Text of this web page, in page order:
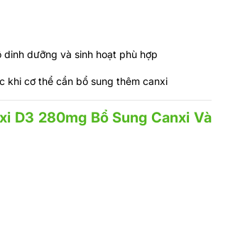
dưỡng và sinh hoạt phù hợp
khi cơ thể cần bổ sung thêm canxi
D3 280mg Bổ Sung Canxi Và